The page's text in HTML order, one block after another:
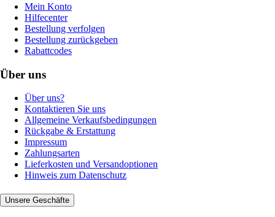
Mein Konto
Hilfecenter
Bestellung verfolgen
Bestellung zurückgeben
Rabattcodes
Über uns
Über uns?
Kontaktieren Sie uns
Allgemeine Verkaufsbedingungen
Rückgabe & Erstattung
Impressum
Zahlungsarten
Lieferkosten und Versandoptionen
Hinweis zum Datenschutz
Unsere Geschäfte